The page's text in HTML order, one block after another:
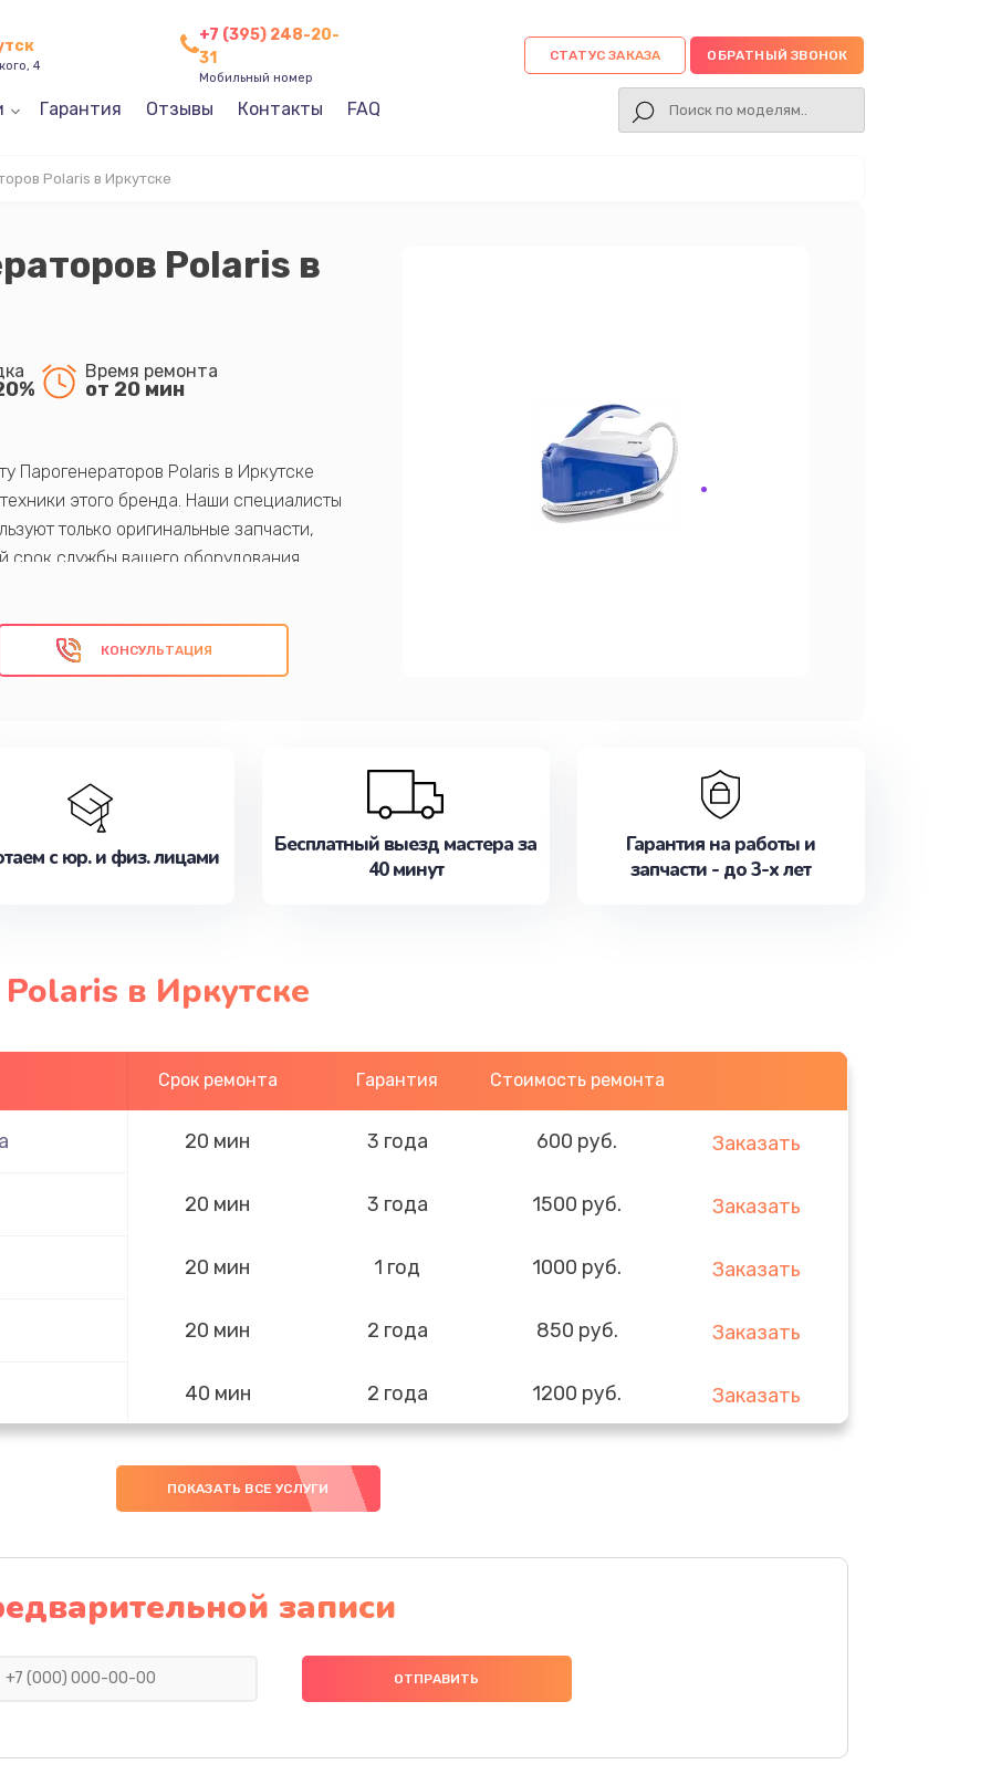
4
+7 (395) 248-20-
31
Мобильный номер
СТАТУС ЗАКАЗА ОБРАТНЫЙ ЗВОНОК
Гарантия Отзывы Контакты FAQ
Polaris в Иркутске
Polaris в
Время ремонта
от 20 мин
Парогенераторов Polaris в Иркутске
этого бренда. Наши специалисты
только оригинальные запчасти,
срок службы вашего оборудования.
бесперебойной работой.
КОНСУЛЬТАЦИЯ
с юр. и физ. лицами
Бесплатный выезд мастера за
40 минут
Гарантия на работы и
запчасти - до 3-х лет
в Иркутске
Срок ремонта Гарантия Стоимость ремонта
20 мин 3 года 600 руб. Заказать
20 мин 3 года 1500 руб. Заказать
20 мин 1 год 1000 руб. Заказать
20 мин 2 года 850 руб. Заказать
40 мин 2 года 1200 руб. Заказать
40 мин 3 года
ПОКАЗАТЬ ВСЕ УСЛУГИ
записи